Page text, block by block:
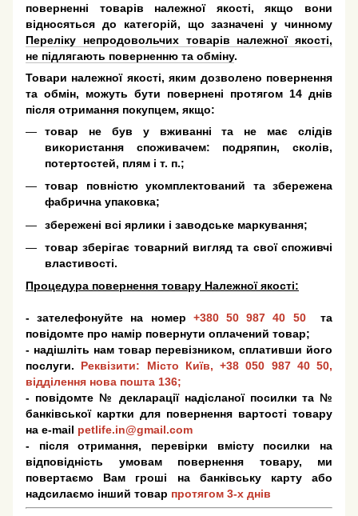
поверненні товарів належної якості, якщо вони
відносяться до категорій, що зазначені у чинному
Переліку непродовольчих товарів належної якості,
не підлягають поверненню та обміну.
Товари належної якості, яким дозволено повернення
та обмін, можуть бути повернені протягом 14 днів
після отримання покупцем, якщо:
товар не був у вживанні та не має слідів
використання споживачем: подряпин, сколів,
потертостей, плям і т. п.;
товар повністю укомплектований та збережена
фабрична упаковка;
збережені всі ярлики і заводське маркування;
товар зберігає товарний вигляд та свої споживчі
властивості.
Процедура повернення товару Належної якості:
- зателефонуйте на номер +380 50 987 40 50
та
повідомте про намір повернути оплачений товар;
- надішліть нам товар перевізником, сплативши його
послуги. Реквізити: Місто Київ, +38 050 987 40 50,
відділення нова пошта 136;
- повідомте № декларації надісланої посилки та №
банківської картки для повернення вартості товару
на e-mail petlife.in@gmail.com
- після отримання, перевірки вмісту посилки на
відповідність умовам повернення товару, ми
повертаємо Вам гроші на банківську карту або
надсилаємо інший товар протягом 3-х днів